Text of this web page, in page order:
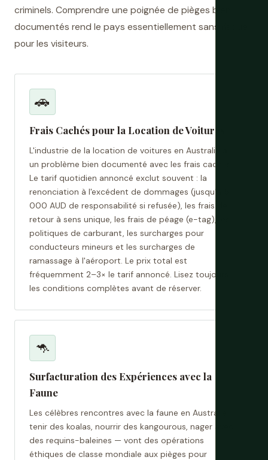
criminels. Comprendre une poignée de pièges bien
documentés rend le pays essentiellement sans risque
pour les visiteurs.
🚗
Frais Cachés pour la Location de Voitures
L'industrie de la location de voitures en Australie a
un problème bien documenté avec les frais cachés.
Le tarif quotidien annoncé exclut souvent : la
renonciation à l'excédent de dommages (jusqu'à 5
000 AUD de responsabilité si refusée), les frais de
retour à sens unique, les frais de péage (e-tag), les
politiques de carburant, les surcharges pour
conducteurs mineurs et les surcharges de
ramassage à l'aéroport. Le prix total est
fréquemment 2–3× le tarif annoncé. Lisez toujours
les conditions complètes avant de réserver.
🦘
Surfacturation des Expériences avec la
Faune
Les célèbres rencontres avec la faune en Australie —
tenir des koalas, nourrir des kangourous, nager avec
des requins-baleines — vont des opérations
éthiques de classe mondiale aux pièges pour